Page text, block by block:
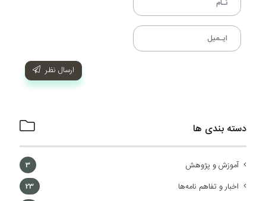
ارسال نظر
دسته بندی ها
آموزش و پژوهش 3
اخبار و تفاهم نامه‌ها 23